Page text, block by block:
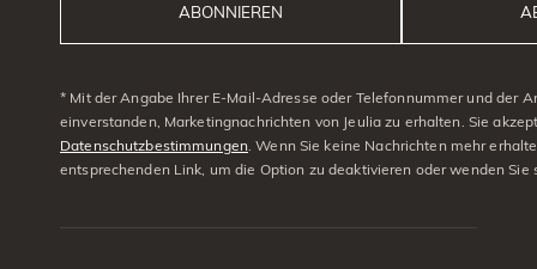
ABONNIEREN
* Mit der Angabe Ihrer E-Mail-Adresse oder Telefonnummer und der
einverstanden, Marketingnachrichten von Jeulia zu erhalten. Sie
Datenschutzbestimmungen . Wenn Sie keine Nachrichten mehr
entsprechenden Link, um die Option zu deaktivieren oder wenden Sie